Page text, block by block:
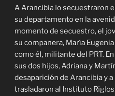
A Arancibia lo secuestraron
su departamento en la
momento de secuestro, el
su compañera, María
como él, militante del PRT.
sus dos hijos, Adriana y
desaparición de Arancibia y
trasladaron al Instituto